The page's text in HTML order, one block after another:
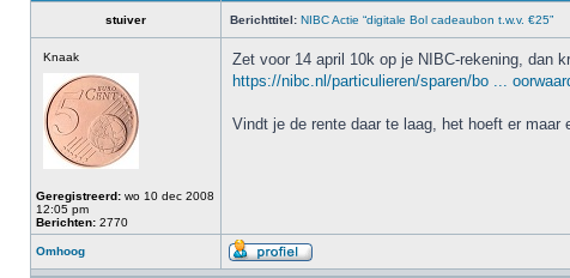
stuiver Berichttitel: NIBC Actie “digitale Bol cadeaubon t.w.v. €25”
Knaak
Geregistreerd: wo 10 dec 2008
12:05 pm
Berichten: 2770
Zet voor 14 april 10k op je NIBC-rekening, dan
https://nibc.nl/particulieren/sparen/bo ...
Vindt je de rente daar te laag, het hoeft er maar
Omhoog